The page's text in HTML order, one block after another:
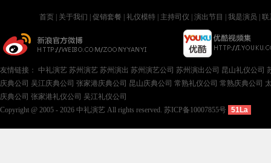
首页| 关于我们 促销套餐 礼仪模特| 主持司仪 演出节目 我是演员 联
友情链接： 中礼演艺 苏州演艺 苏州演出 苏州演艺公司 苏州演出公司 昆山礼仪公司
庆典公司 吴江庆典公司 张家港庆典公司 昆山庆典公司 常熟礼仪公司 常熟庆典公司
庆典公司 张家港礼仪公司 吴江礼仪公司
Copyright @ 2005 - 2026 中礼演艺 All rights reserved. 苏ICP备10007855号 51La